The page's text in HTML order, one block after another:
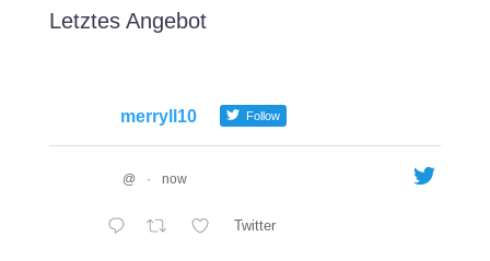
Letztes Angebot
merryll10 Follow
@ · now
Twitter